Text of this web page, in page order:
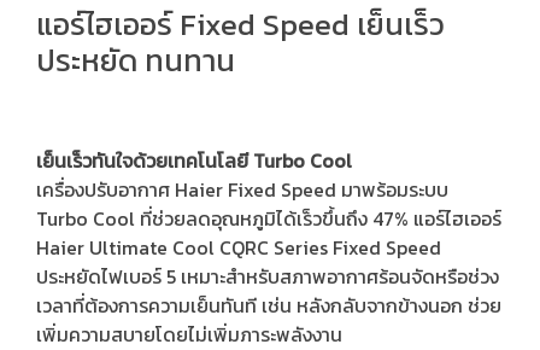
แอร์ไฮเออร์ Fixed Speed เย็นเร็ว
ประหยัด ทนทาน
เย็นเร็วทันใจด้วยเทคโนโลยี Turbo Cool
เครื่องปรับอากาศ Haier Fixed Speed มาพร้อมระบบ
Turbo Cool ที่ช่วยลดอุณหภูมิได้เร็วขึ้นถึง 47% แอร์ไฮเออร์
Haier Ultimate Cool CQRC Series Fixed Speed
ประหยัดไฟเบอร์ 5 เหมาะสำหรับสภาพอากาศร้อนจัดหรือช่วง
เวลาที่ต้องการความเย็นทันที เช่น หลังกลับจากข้างนอก ช่วย
เพิ่มความสบายโดยไม่เพิ่มภาระพลังงาน